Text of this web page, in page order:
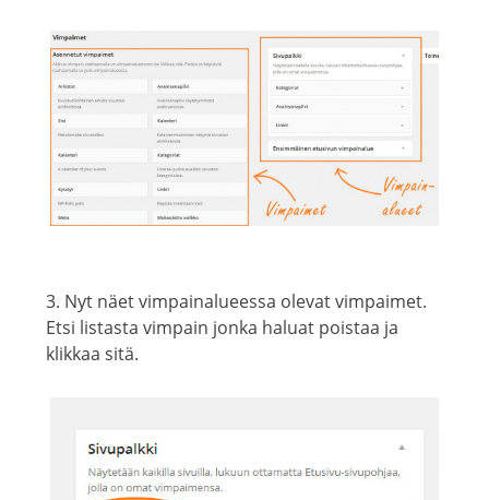
3. Nyt näet vimpainalueessa olevat vimpaimet.
Etsi listasta vimpain jonka haluat poistaa ja
klikkaa sitä.